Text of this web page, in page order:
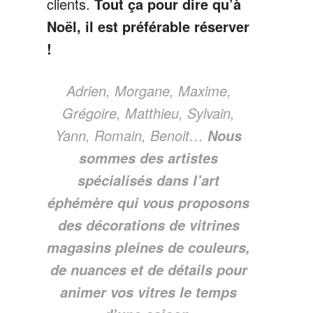
Noël, il est préférable réserver
!
Adrien, Morgane, Maxime,
Grégoire, Matthieu, Sylvain,
Yann, Romain, Benoit… Nous
sommes des artistes
spécialisés dans l’art
éphémère qui vous proposons
des décorations de vitrines
magasins pleines de couleurs,
de nuances et de détails pour
animer vos vitres le temps